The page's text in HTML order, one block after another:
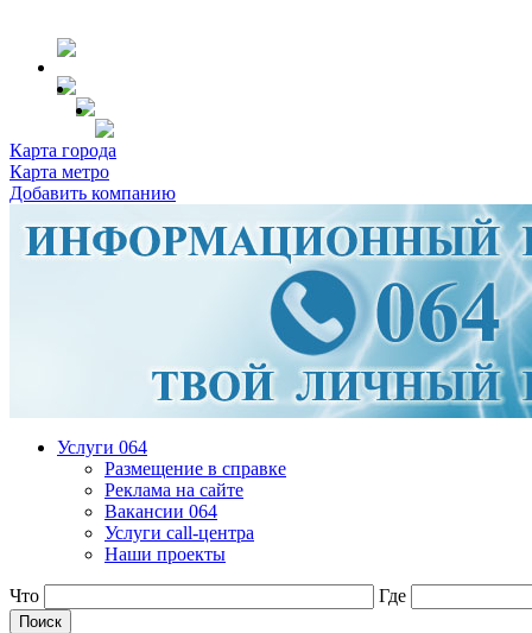
Карта города
Карта метро
Добавить компанию
Услуги 064
Размещение в справке
Реклама на сайте
Вакансии 064
Услуги call-центра
Наши проекты
Что Где